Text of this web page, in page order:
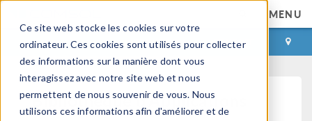
Ce site web stocke les cookies sur votre
ordinateur. Ces cookies sont utilisés pour collecter
des informations sur la manière dont vous
interagissez avec notre site web et nous
permettent de nous souvenir de vous. Nous
utilisons ces informations afin d'améliorer et de
MENU
CONNEXION CONTACT
Bibliothèque d'Applications